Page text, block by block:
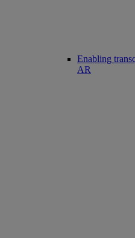
Enabling
AR